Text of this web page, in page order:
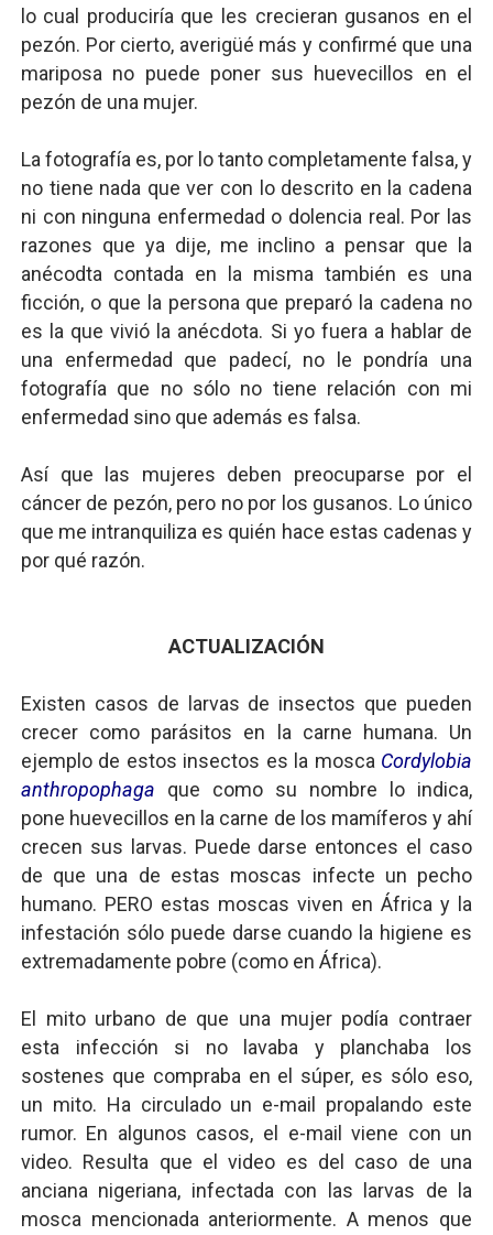
lo cual produciría que les crecieran gusanos en el
pezón. Por cierto, averigüé más y confirmé que una
mariposa no puede poner sus huevecillos en el
pezón de una mujer.
La fotografía es, por lo tanto completamente falsa, y
no tiene nada que ver con lo descrito en la cadena
ni con ninguna enfermedad o dolencia real. Por las
razones que ya dije, me inclino a pensar que la
anécodta contada en la misma también es una
ficción, o que la persona que preparó la cadena no
es la que vivió la anécdota. Si yo fuera a hablar de
una enfermedad que padecí, no le pondría una
fotografía que no sólo no tiene relación con mi
enfermedad sino que además es falsa.
Así que las mujeres deben preocuparse por el
cáncer de pezón, pero no por los gusanos. Lo único
que me intranquiliza es quién hace estas cadenas y
por qué razón.
ACTUALIZACIÓN
Existen casos de larvas de insectos que pueden
crecer como parásitos en la carne humana. Un
ejemplo de estos insectos es la mosca Cordylobia
anthropophaga
que como su nombre lo indica,
pone huevecillos en la carne de los mamíferos y ahí
crecen sus larvas. Puede darse entonces el caso
de que una de estas moscas infecte un pecho
humano. PERO estas moscas viven en África y la
infestación sólo puede darse cuando la higiene es
extremadamente pobre (como en África).
El mito urbano de que una mujer podía contraer
esta infección si no lavaba y planchaba los
sostenes que compraba en el súper, es sólo eso,
un mito. Ha circulado un e-mail propalando este
rumor. En algunos casos, el e-mail viene con un
video. Resulta que el video es del caso de una
anciana nigeriana, infectada con las larvas de la
mosca mencionada anteriormente. A menos que